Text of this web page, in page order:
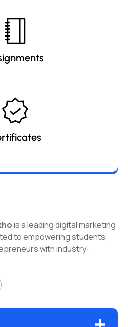
is a leading digital marketing
to empowering students,
with industry-